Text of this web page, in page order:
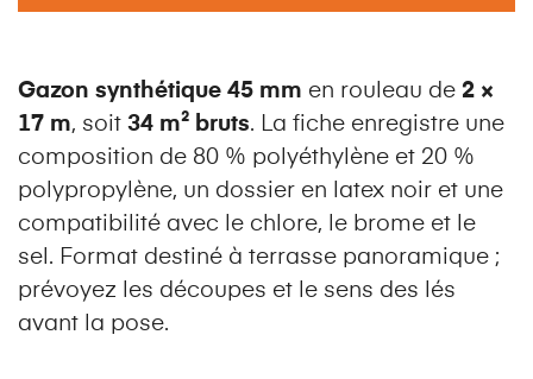
Gazon synthétique 45 mm en rouleau de 2 ×
17 m, soit 34 m² bruts. La fiche enregistre une
composition de 80 % polyéthylène et 20 %
polypropylène, un dossier en latex noir et une
compatibilité avec le chlore, le brome et le
sel. Format destiné à terrasse panoramique ;
prévoyez les découpes et le sens des lés
avant la pose.